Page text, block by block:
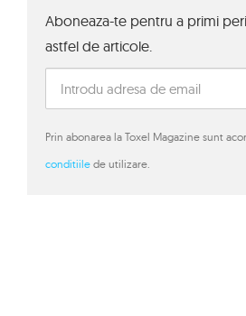
Aboneaza-te pentru a primi
astfel de articole.
Prin abonarea la Toxel Magazine sunt
conditiile de utilizare.